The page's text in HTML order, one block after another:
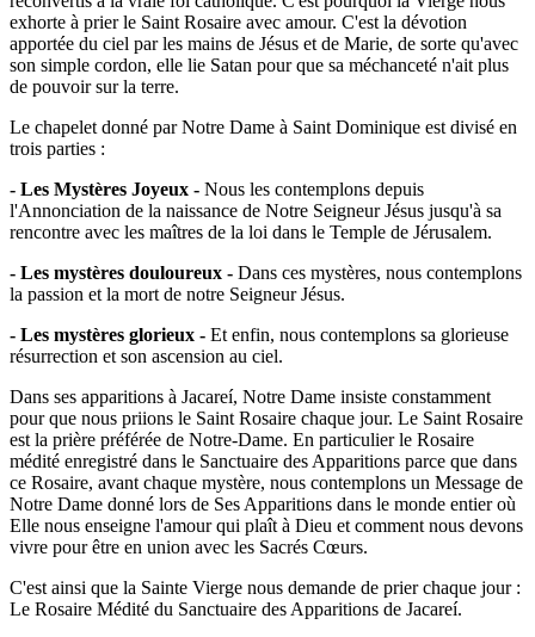
exhorte à prier le Saint Rosaire avec amour. C'est la dévotion
apportée du ciel par les mains de Jésus et de Marie, de sorte qu'avec
son simple cordon, elle lie Satan pour que sa méchanceté n'ait plus
de pouvoir sur la terre.
Le chapelet donné par Notre Dame à Saint Dominique est divisé en
trois parties :
- Les Mystères Joyeux - Nous les contemplons depuis
l'Annonciation de la naissance de Notre Seigneur Jésus jusqu'à sa
rencontre avec les maîtres de la loi dans le Temple de Jérusalem.
- Les mystères douloureux - Dans ces mystères, nous contemplons
la passion et la mort de notre Seigneur Jésus.
- Les mystères glorieux - Et enfin, nous contemplons sa glorieuse
résurrection et son ascension au ciel.
Dans ses apparitions à Jacareí, Notre Dame insiste constamment
pour que nous priions le Saint Rosaire chaque jour. Le Saint Rosaire
est la prière préférée de Notre-Dame. En particulier le Rosaire
médité enregistré dans le Sanctuaire des Apparitions parce que dans
ce Rosaire, avant chaque mystère, nous contemplons un Message de
Notre Dame donné lors de Ses Apparitions dans le monde entier où
Elle nous enseigne l'amour qui plaît à Dieu et comment nous devons
vivre pour être en union avec les Sacrés Cœurs.
C'est ainsi que la Sainte Vierge nous demande de prier chaque jour :
Le Rosaire Médité du Sanctuaire des Apparitions de Jacareí.